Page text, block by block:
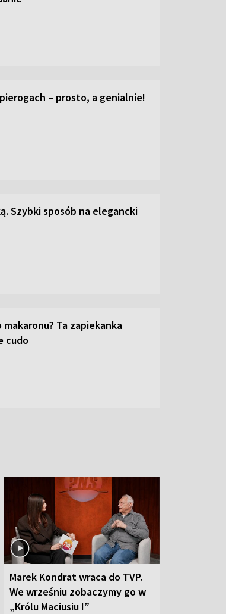
– prosto, a genialnie!
Szybki sposób na elegancki
Ta zapiekanka
cudo
Marek Kondrat wraca do TVP.
We wrześniu zobaczymy go w
„Królu Maciusiu I”